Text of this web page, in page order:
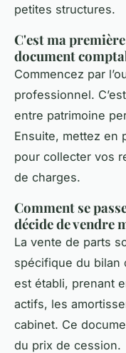
petites structures.
C'est ma
document
Commencez par
professionnel.
entre patrimoine
Ensuite, mettez en
pour collecter vos
de charges.
Comment se
décide de vendre
La vente de parts
spécifique du bilan
est établi, prenant
actifs, les
cabinet. Ce
du prix de cession.